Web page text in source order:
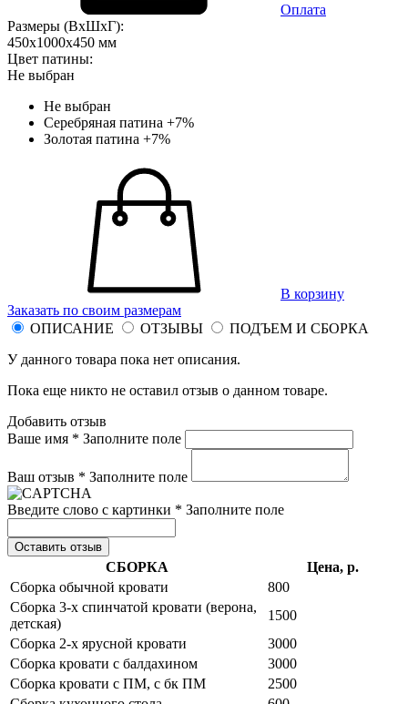
Оплата
Размеры (ВхШхГ):
450x1000x450 мм
Цвет патины:
Не выбран
Не выбран
Серебряная патина +7%
Золотая патина +7%
В корзину
Заказать по своим размерам
ОПИСАНИЕ
ОТЗЫВЫ
ПОДЪЕМ И СБОРКА
У данного товара пока нет описания.
Пока еще никто не оставил отзыв о данном товаре.
Добавить отзыв
Ваше имя * Заполните поле
Ваш отзыв * Заполните поле
Введите слово с картинки * Заполните поле
Оставить отзыв
СБОРКА
Цена, р.
Сборка обычной кровати
800
Сборка 3-х спинчатой кровати (верона,
детская)
1500
Сборка 2-х ярусной кровати
3000
Сборка кровати с балдахином
3000
Сборка кровати с ПМ, с бк ПМ
2500